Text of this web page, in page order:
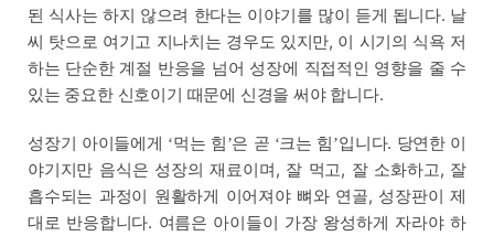
된 식사는 하지 않으려 한다는 이야기를 많이 듣게 됩니다. 날
씨 탓으로 여기고 지나치는 경우도 있지만, 이 시기의 식욕 저
하는 단순한 계절 반응을 넘어 성장에 직접적인 영향을 줄 수
있는 중요한 신호이기 때문에 신경을 써야 합니다.
성장기 아이들에게 ‘먹는 힘’은 곧 ‘크는 힘’입니다. 당연한 이
야기지만 음식은 성장의 재료이며, 잘 먹고, 잘 소화하고, 잘
흡수되는 과정이 원활하게 이어져야 뼈와 연골, 성장판이 제
대로 반응합니다. 여름은 아이들이 가장 왕성하게 자라야 하